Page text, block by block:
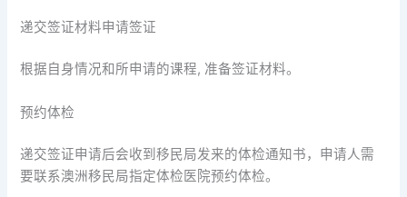
递交签证材料申请签证
根据自身情况和所申请的课程, 准备签证材料。
预约体检
递交签证申请后会收到移民局发来的体检通知书，申请人需
要联系澳洲移民局指定体检医院预约体检。